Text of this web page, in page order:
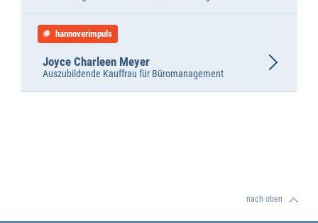
hannoverimpuls
Auszubildende Kauffrau für Büromanagement
Joyce Charleen Meyer
nach oben